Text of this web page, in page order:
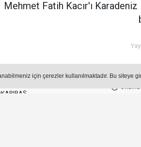
için çerezler kullanılmaktadır. Bu siteye
Mehmet Fatih Kacır'ı
Editör - Muharrem